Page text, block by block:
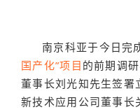
南京科亚于今日完
国产化”项目 的前期调
董事长刘光知先生签署
新技术应用公司董事长